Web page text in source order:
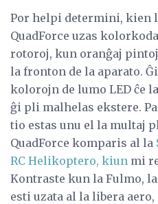
Por helpi determini, kien
QuadForce uzas
rotoroj, kun oranĝaj
la fronton de la aparato.
kolorojn de lumo LED ĉe
ĝi pli malhelas ekstere.
tio estas unu el la multaj
QuadForce komparis al la
RC Helikoptero, kiun mi
Kontraste kun la Fulmo,
esti uzata al la libera